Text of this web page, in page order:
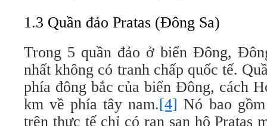
1.3 Quần đảo Pratas (Đông Sa)
Trong 5 quần đảo ở biển Đông,
nhất không có tranh chấp quốc tế.
phía đông bắc của biển Đông, cách
km về phía tây nam.[4] Nó bao
trên thực tế chỉ có rạn san hô Pratas